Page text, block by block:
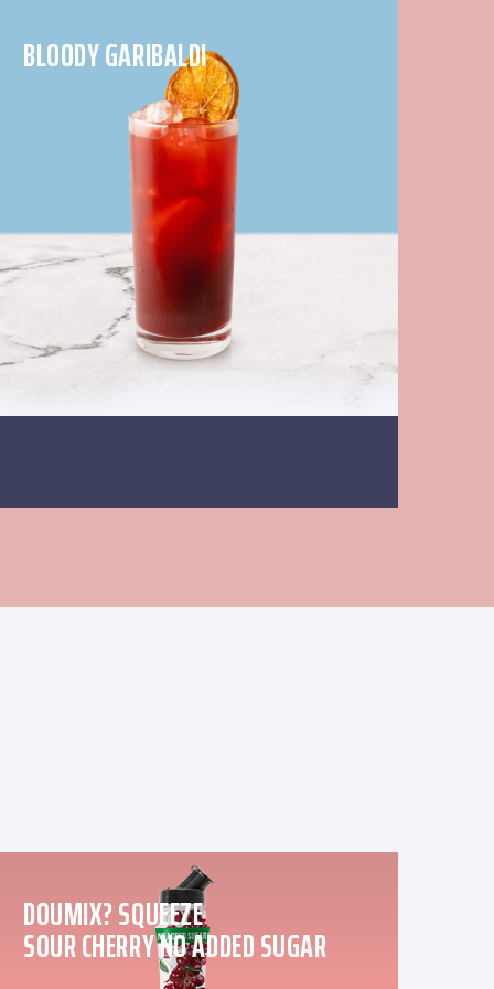
BLOODY GARIBALDI
DOUMIX? SQUEEZE
SOUR CHERRY NO ADDED SUGAR